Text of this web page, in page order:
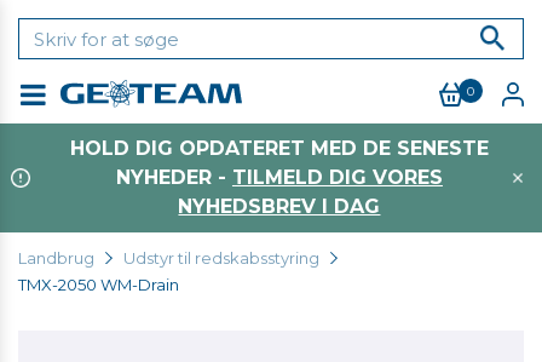
0
HOLD DIG OPDATERET MED DE SENESTE
NYHEDER - TILMELD DIG VORES
NYHEDSBREV I DAG
Landbrug
Udstyr til redskabsstyring
TMX-2050 WM-Drain